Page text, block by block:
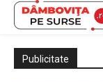
Publicitate